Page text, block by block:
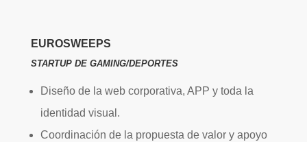
EUROSWEEPS
STARTUP DE GAMING/DEPORTES
Diseño de la web corporativa, APP y toda la
identidad visual.
Coordinación de la propuesta de valor y apoyo